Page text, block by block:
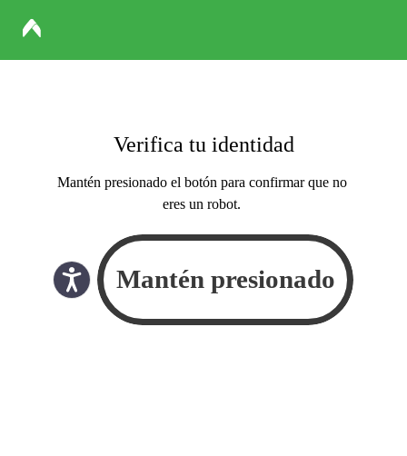
Verifica tu identidad
Mantén presionado el botón para confirmar que no
eres un robot.